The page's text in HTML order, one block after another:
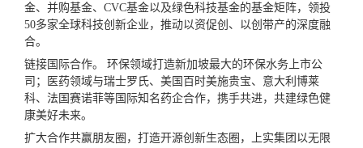
金、并购基金、 CVC基金以及绿色科技基金的基金矩阵，领投
50多家全球科技创新企业，推动以资促创、以创带产的深度融
合。
链接国际合作。 环保领域打造新加坡最大的环保水务上市公
司；医药领域与瑞士罗氏、美国百时美施贵宝、意大利博莱
科、法国赛诺菲等国际知名药企合作，携手共进，共建绿色健
康美好未来。
扩大合作共赢朋友圈，打造开源创新生态圈，上实集团以无限